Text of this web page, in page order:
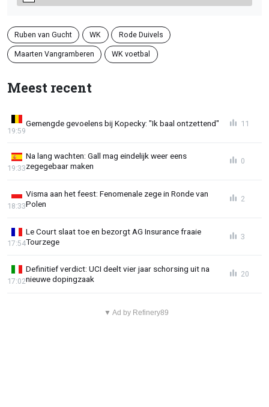
Ruben van Gucht WK Rode Duivels
Maarten Vangramberen WK voetbal
Meest recent
Gemengde gevoelens bij Kopecky: "Ik baal ontzettend"
19:59
11
Na lang wachten: Gall mag eindelijk weer eens
zegegebaar maken
19:33
0
Visma aan het feest: Fenomenale zege in Ronde van
Polen
18:33
2
Le Court slaat toe en bezorgt AG Insurance fraaie
Tourzege
17:54
3
Definitief verdict: UCI deelt vier jaar schorsing uit na
nieuwe dopingzaak
17:02
20
▼ Ad by Refinery89